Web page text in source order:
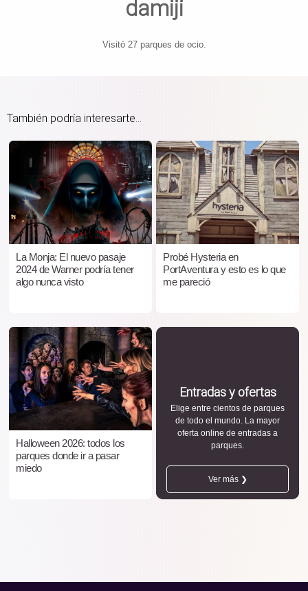
damiji
Visitó 27 parques de ocio.
También podría interesarte...
La Monja: El nuevo pasaje
2024 de Warner podría tener
algo nunca visto
Probé Hysteria en
PortAventura y esto es lo que
me pareció
Halloween 2026: todos los
parques donde ir a pasar
miedo
Entradas y ofertas
Elige entre cientos de parques
de todo el mundo. La mayor
oferta online de entradas a
parques.
Ver más ❯